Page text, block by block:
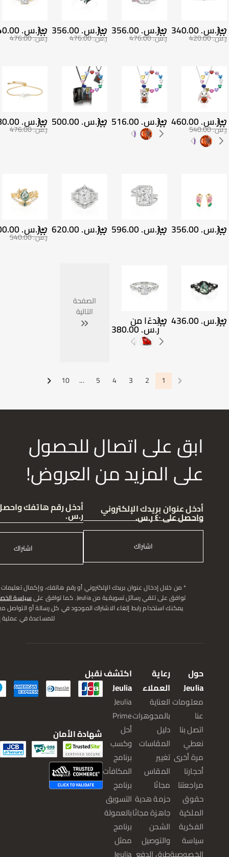
ر.س.‏ 340.00ر.س.‏ 420.00 ر.س.‏ 356.00ر.س.‏ 476.00 ر.س.‏ 356.00ر.س.‏ 476.00 ر.س.‏ 340.00ر.س.‏ 476.00
ر.س.‏ 460.00ر.س.‏ 540.00 ر.س.‏ 516.00 ر.س.‏ 500.00 ر.س.‏ 380.00ر.س.‏ 476.00
ر.س.‏ 356.00 ر.س.‏ 596.00 ر.س.‏ 620.00 ر.س.‏ 500.00ر.س.‏ 540.00
ر.س.‏ 436.00 بدءًا من
ر.س.‏ 380.00
الصفحة
التالية
1
2
3
4
5
...
10
ابق على اتصال للحصول
على المزيد من العروض!
أدخل عنوان بريدك الإلكتروني
واحصل على ٤٠ ر.س.
اشتراك
ر.س.
اشتراك
* من خلال إدخال عنوان بريدك الإلكتروني أو رقم هاتفك، وإكمال
توافق على تلقي رسائل تسويقية من Jeulia. كما توافق على
سياسة
يمكنك استخدام رابط إلغاء الاشتراك الموجود في كل رسالة أو التواصل
للمساعدة في عملية
حول
Jeulia
معلومات
عنا
اتصل بنا
نعطي
مرة أخرى
أحجارنا
مراجعتنا
حقوق
الملكية
الفكرية
سياسة
الخصوصية
رعاية
العملاء
العناية
بالمجوهرات
دليل
المقاسات
تغيير
المقاس
مجانًا
حزمة هدية
جاهزة مجانًا
الشحن
والتوصيل
طرق الدفع
اكتشف
Jeulia
Jeulia
Prime
أحل
وكسب
برنامج
المكافآت
برنامج
التسويق
بالعمولة
برنامج
ممثل
Jeulia
نقبل
شهادة الأمان